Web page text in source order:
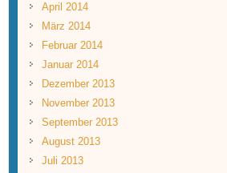
April 2014
März 2014
Februar 2014
Januar 2014
Dezember 2013
November 2013
September 2013
August 2013
Juli 2013